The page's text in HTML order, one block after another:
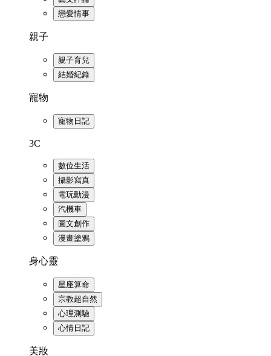
戀愛情事
親子
親子育兒
結婚紀錄
寵物
寵物日記
3C
數位生活
攝影寫真
電玩動漫
汽機車
圖文創作
漫畫塗鴉
身心靈
星座算命
宗教超自然
心理測驗
心情日記
美妝